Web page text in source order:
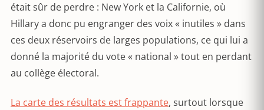
était sûr de perdre : New York et la Californie, où
Hillary a donc pu engranger des voix « inutiles » dans
ces deux réservoirs de larges populations, ce qui lui a
donné la majorité du vote « national » tout en perdant
au collège électoral.
La carte des résultats est frappante, surtout lorsque